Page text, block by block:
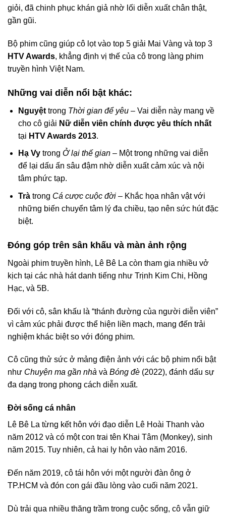
giỏi, đã chinh phục khán giả nhờ lối diễn xuất chân thật,
gần gũi.
Bộ phim cũng giúp cô lọt vào top 5 giải Mai Vàng và top 3
HTV Awards, khẳng định vị thế của cô trong làng phim
truyền hình Việt Nam.
Những vai diễn nổi bật khác:
Nguyệttrong Thời gian để yêu– Vai diễn này mang về
cho cô giải Nữ diễn viên chính được yêu thích nhất
tại HTV Awards 2013.
Hạ Vytrong Ở lại thế gian– Một trong những vai diễn
để lại dấu ấn sâu đậm nhờ diễn xuất cảm xúc và nội
tâm phức tạp.
Tràtrong Cá cược cuộc đời– Khắc họa nhân vật với
những biến chuyển tâm lý đa chiều, tạo nên sức hút đặc
biệt.
Đóng góp trên sân khấu và màn ảnh rộng
Ngoài phim truyền hình, Lê Bê La còn tham gia nhiều vở
kịch tại các nhà hát danh tiếng như Trịnh Kim Chi, Hồng
Hạc, và 5B.
Đối với cô, sân khấu là “thánh đường của người diễn viên”
vì cảm xúc phải được thể hiện liền mạch, mang đến trải
nghiệm khác biệt so với đóng phim.
Cô cũng thử sức ở mảng điện ảnh với các bộ phim nổi bật
như Chuyện ma gần nhà và Bóng đè (2022), đánh dấu sự
đa dạng trong phong cách diễn xuất.
Đời sống cá nhân
Lê Bê La từng kết hôn với đạo diễn Lê Hoài Thanh vào
năm 2012 và có một con trai tên Khai Tâm (Monkey), sinh
năm 2015. Tuy nhiên, cả hai ly hôn vào năm 2016.
Đến năm 2019, cô tái hôn với một người đàn ông ở
TP.HCM và đón con gái đầu lòng vào cuối năm 2021.
Dù trải qua nhiều thăng trầm trong cuộc sống, cô vẫn giữ